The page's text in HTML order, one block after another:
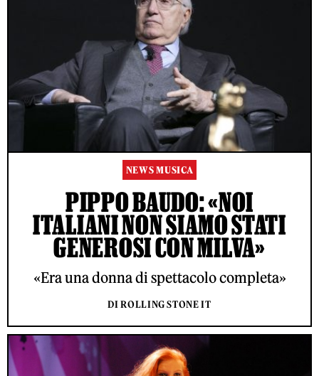
NEWS MUSICA
PIPPO BAUDO: «NOI
ITALIANI NON SIAMO STATI
GENEROSI CON MILVA»
«Era una donna di spettacolo completa»
DI ROLLING STONE IT